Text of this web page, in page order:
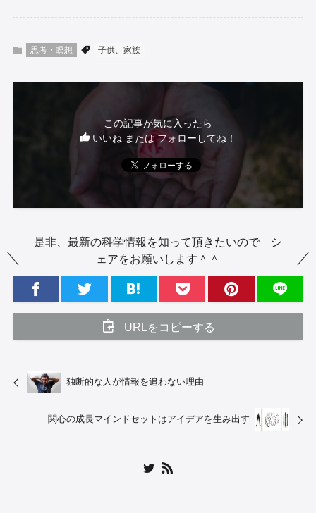
思考・瞑想 子供、家族
この記事が気に入ったら
いいね または フォローしてね！
是非、最新の科学情報を知って頂きたいので シ
ェアをお願いします＾＾
URLをコピーする
独断的な人が情報を追わない理由
関心の成長マインドセットはアイデアを生み出す